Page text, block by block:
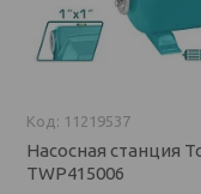
11219537
Насосная станция
TWP415006